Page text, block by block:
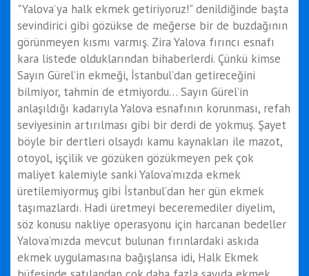
"Yalova’ya halk ekmek getiriyoruz!" denildiğinde başta
sevindirici gibi gözükse de meğerse bir de buzdağının
görünmeyen kısmı varmış. Zira Yalova fırıncı esnafı
kara listede olduklarından bihaberlerdi. Çünkü kimse
Sayın Gürel’in ekmeği, İstanbul’dan getireceğini
bilmiyor, tahmin de etmiyordu… Sayın Gürel’in
anlaşıldığı kadarıyla Yalova esnafının korunması, refah
seviyesinin artırılması gibi bir derdi de yokmuş. Şayet
böyle bir dertleri olsaydı kamu kaynakları ile mazot,
otoyol, işçilik ve gözüken gözükmeyen pek çok
maliyet kalemiyle sanki Yalova’mızda ekmek
üretilemiyormuş gibi İstanbul’dan her gün ekmek
taşımazlardı. Hadi üretmeyi beceremediler diyelim,
söz konusu nakliye operasyonu için harcanan bedeller
Yalova’mızda mevcut bulunan fırınlardaki askıda
ekmek uygulamasına bağışlansa idi, Halk Ekmek